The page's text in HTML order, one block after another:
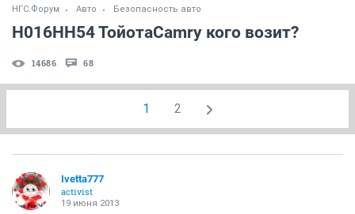
НГС.Форум Авто Безопасность авто
Н016НН54 ТойотаCamry кого возит?
14686 68
1 2
Ivetta777
activist
19 июня 2013